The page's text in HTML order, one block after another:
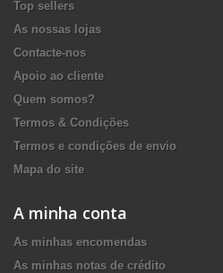
Top sellers
As nossas lojas
Contacte-nos
Apoio ao cliente
Quem somos?
Termos & Condições
Termos e condições de envio
Mapa do site
A minha conta
As minhas encomendas
As minhas notas de crédito